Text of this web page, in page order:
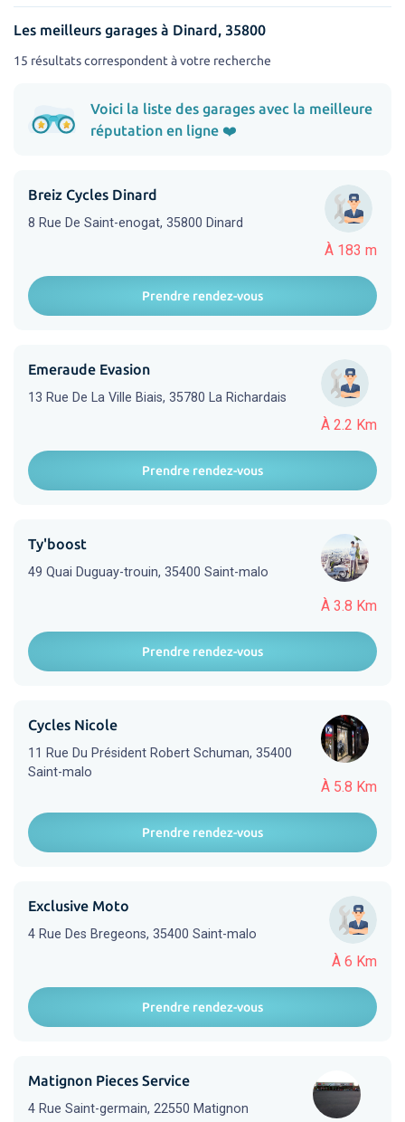
Les meilleurs garages à Dinard, 35800
15 résultats correspondent à votre recherche
Voici la liste des garages avec la meilleure
réputation en ligne ❤️
À 183 m
Breiz Cycles Dinard
8 Rue De Saint-enogat, 35800 Dinard
Prendre rendez-vous
À 2.2 Km
Emeraude Evasion
13 Rue De La Ville Biais, 35780 La Richardais
Prendre rendez-vous
À 3.8 Km
Ty'boost
49 Quai Duguay-trouin, 35400 Saint-malo
Prendre rendez-vous
À 5.8 Km
Cycles Nicole
11 Rue Du Président Robert Schuman, 35400
Saint-malo
Prendre rendez-vous
À 6 Km
Exclusive Moto
4 Rue Des Bregeons, 35400 Saint-malo
Prendre rendez-vous
Matignon Pieces Service
4 Rue Saint-germain, 22550 Matignon